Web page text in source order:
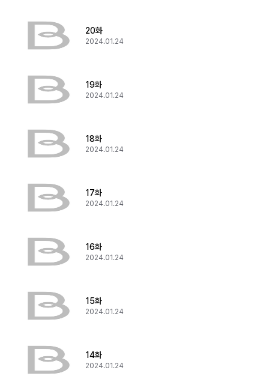
20화
2024.01.24
19화
2024.01.24
18화
2024.01.24
17화
2024.01.24
16화
2024.01.24
15화
2024.01.24
14화
2024.01.24